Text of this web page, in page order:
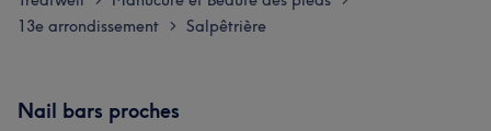
13e arrondissement > Salpêtrière
Nail bars proches